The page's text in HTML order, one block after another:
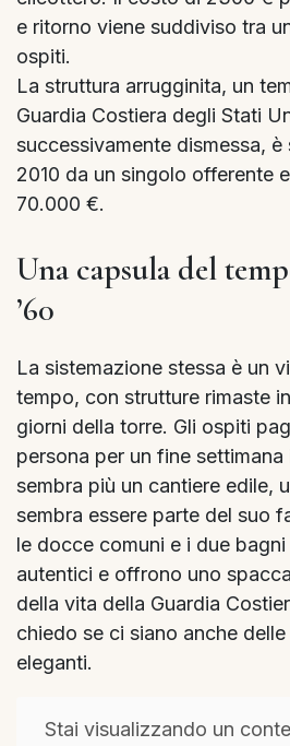
e ritorno viene suddiviso tra
ospiti.
La struttura arrugginita, un
Guardia Costiera degli Stati
successivamente dismessa,
2010 da un singolo offerente
70.000 €.
Una capsula del
’60
La sistemazione stessa è un
tempo, con strutture rimaste
giorni della torre. Gli ospiti
persona per un fine
sembra più un cantiere edile,
sembra essere parte del suo
le docce comuni e i due
autentici e offrono uno
della vita della Guardia
chiedo se ci siano anche
eleganti.
Stai visualizzando un